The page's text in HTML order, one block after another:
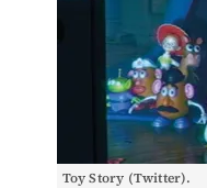
Toy Story (Twitter).